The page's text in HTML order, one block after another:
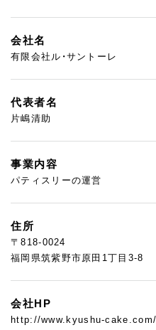
会社名
有限会社ル・サントーレ
代表者名
片嶋清助
事業内容
パティスリーの運営
住所
〒818-0024
福岡県筑紫野市原田1丁目3-8
会社HP
http://www.kyushu-